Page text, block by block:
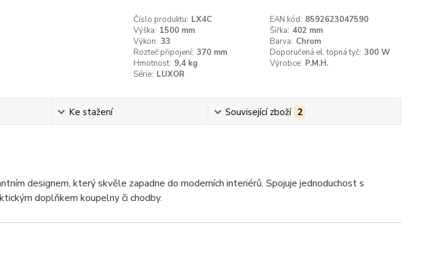
Číslo produktu: LX4C EAN kód: 8592623047590
Výška: 1500 mm Šířka: 402 mm
Výkon: 33 Barva: Chrom
Rozteč připojení: 370 mm Doporučená el. topná tyč: 300 W
Hmotnost: 9,4 kg Výrobce: P.M.H.
Série: LUXOR
Ke stažení Související zboží 2
designem, který skvěle zapadne do moderních interiérů. Spojuje jednoduchost s
doplňkem koupelny či chodby.